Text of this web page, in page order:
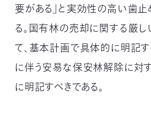
要がある」と実効性の高い歯
る。国有林の売却に関する厳
て、基本計画で具体的に明記
に伴う安易な保安林解除に対
に明記すべきである。